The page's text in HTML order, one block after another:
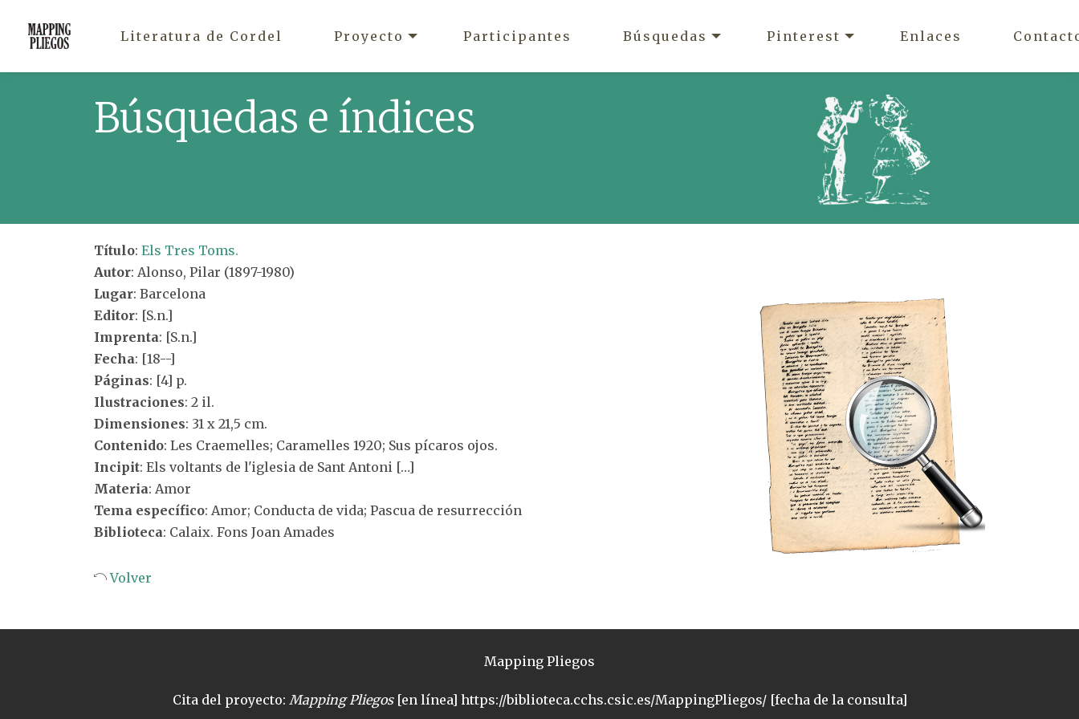
Literatura de Cordel Proyecto Participantes Búsquedas Pinterest Enlaces
Búsquedas e índices
Título: Els Tres Toms.
Autor: Alonso, Pilar (1897-1980)
Lugar: Barcelona
Editor: [S.n.]
Imprenta: [S.n.]
Fecha: [18--]
Páginas: [4] p.
Ilustraciones: 2 il.
Dimensiones: 31 x 21,5 cm.
Contenido: Les Craemelles; Caramelles 1920; Sus pícaros ojos.
Incipit: Els voltants de l'iglesia de Sant Antoni […]
Materia: Amor
Tema específico: Amor; Conducta de vida; Pascua de resurrección
Biblioteca: Calaix. Fons Joan Amades
Volver
Mapping Pliegos
Cita del proyecto: Mapping Pliegos[en línea] https://biblioteca.cchs.csic.es/MappingPliegos/ [fecha de la consulta]